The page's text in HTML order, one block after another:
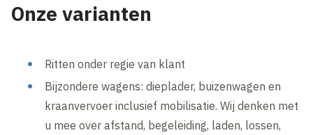
Onze varianten
Ritten onder regie van klant
Bijzondere wagens: dieplader, buizenwagen en
kraanvervoer inclusief mobilisatie. Wij denken met
u mee over afstand, begeleiding, laden, lossen,